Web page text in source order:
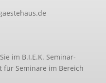
im B.I.E.K. Seminar-
für Seminare im Bereich